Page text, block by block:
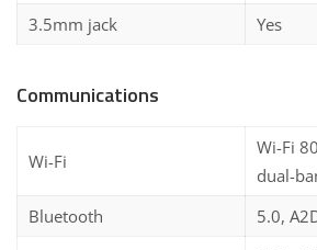
3.5mm jack
Yes
Communications
Wi-Fi
Wi-Fi
dual-
Bluetooth
5.0,